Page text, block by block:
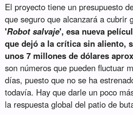
El proyecto tiene un presupuesto
que seguro que alcanzará a cubrir
'Robot salvaje', esa nueva
que dejó a la crítica sin aliento,
unos 7 millones de dólares
son números que pueden fluctuar
días, puesto que no se ha
todavía. Hay que darle un poco
la respuesta global del patio de